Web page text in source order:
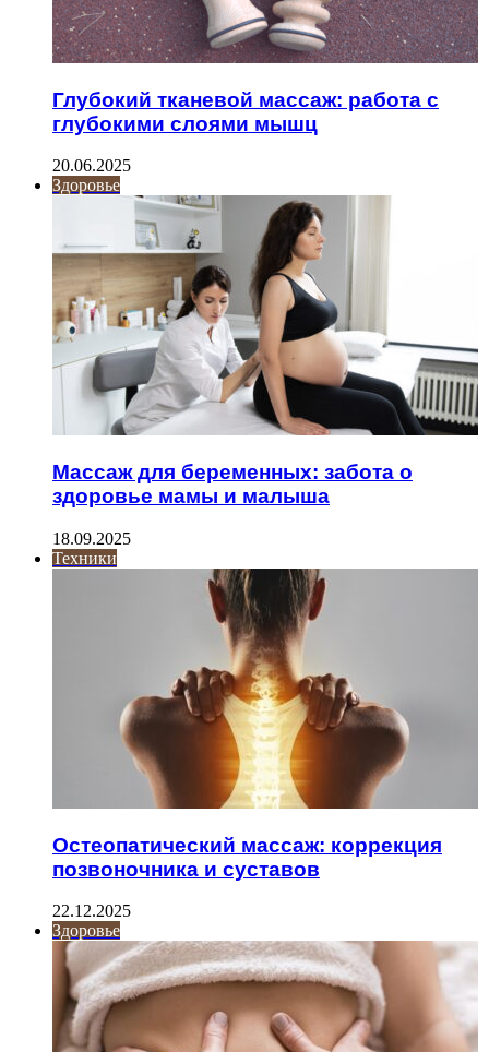
Глубокий тканевой массаж: работа с
глубокими слоями мышц
20.06.2025
Здоровье
Массаж для беременных: забота о
здоровье мамы и малыша
18.09.2025
Техники
Остеопатический массаж: коррекция
позвоночника и суставов
22.12.2025
Здоровье